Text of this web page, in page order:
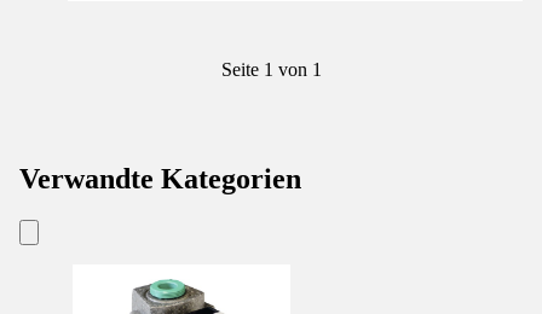
Seite 1 von 1
Verwandte Kategorien